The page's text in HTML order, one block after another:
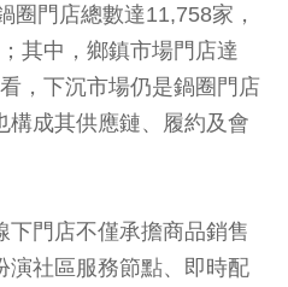
圈門店總數達11,758家，
其中，鄉鎮市場門店達
，下沉市場仍是鍋圈門店
構成其供應鏈、履約及會
下門店不僅承擔商品銷售
演社區服務節點、即時配